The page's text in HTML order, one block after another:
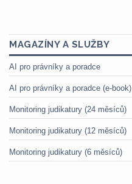
MAGAZÍNY A SLUŽBY
AI pro právníky a poradce
AI pro právníky a poradce (e-book)
Monitoring judikatury (24 měsíců)
Monitoring judikatury (12 měsíců)
Monitoring judikatury (6 měsíců)